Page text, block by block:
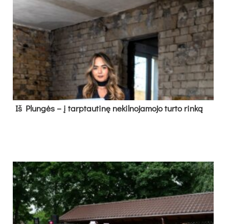
Iš Plungės – į tarptautinę nekilnojamojo turto rinką